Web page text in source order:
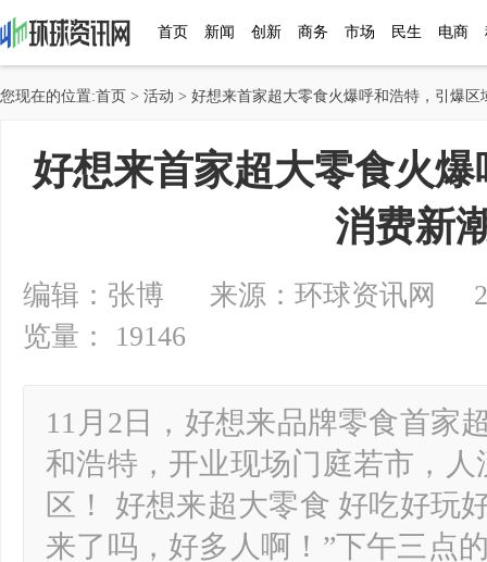
首页 新闻 创新 商务 市场 民生 电商
您现在的位置:首页 > 活动 > 好想来首家超大零食火爆呼和浩特，引爆区
好想来首家超大零食火
消费新
编辑：张博 来源：环球资讯网
览量： 19146
11月2日，好想来品牌零食首家
和浩特，开业现场门庭若市，人
区！ 好想来超大零食 好吃好玩
来了吗，好多人啊！”下午三点